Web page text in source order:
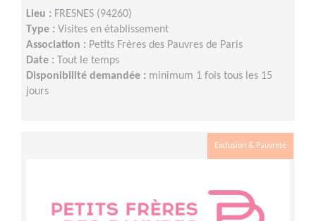
Lieu : FRESNES (94260)
Type : Visites en établissement
Association : Petits Frères des Pauvres de Paris
Date : Tout le temps
Disponibilité demandée : minimum 1 fois tous les 15
jours
Exclusion & Pauvreté